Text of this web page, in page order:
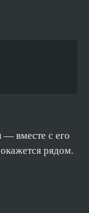
вместе с его
рядом.